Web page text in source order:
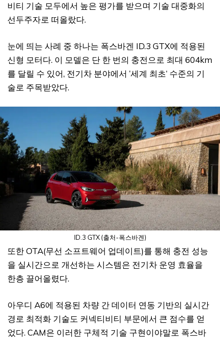
비티 기술 모두에서 높은 평가를 받으며 기술 대중화의
선두주자로 떠올랐다.
눈에 띄는 사례 중 하나는 폭스바겐 ID.3 GTX에 적용된
신형 모터다. 이 모델은 단 한 번의 충전으로 최대 604km
를 달릴 수 있어, 전기차 분야에서 ‘세계 최초’ 수준의 기
술로 주목받았다.
ID.3 GTX (출처-폭스바겐)
또한 OTA(무선 소프트웨어 업데이트)를 통해 충전 성능
을 실시간으로 개선하는 시스템은 전기차 운영 효율을
한층 끌어올렸다.
아우디 A6에 적용된 차량 간 데이터 연동 기반의 실시간
경로 최적화 기술도 커넥티비티 부문에서 큰 점수를 얻
었다. CAM은 이러한 구체적 기술 구현이야말로 폭스바